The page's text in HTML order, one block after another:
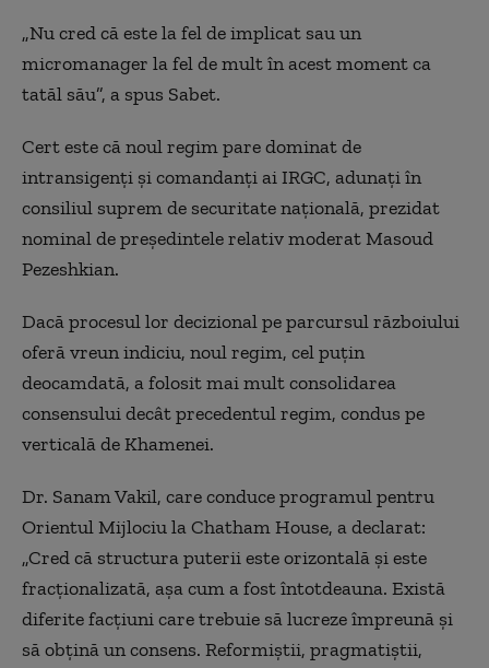
„Nu cred că este la fel de implicat sau un
micromanager la fel de mult în acest moment ca
tatăl său”, a spus Sabet.
Cert este că noul regim pare dominat de
intransigenți și comandanți ai IRGC, adunați în
consiliul suprem de securitate națională, prezidat
nominal de președintele relativ moderat Masoud
Pezeshkian.
Dacă procesul lor decizional pe parcursul războiului
oferăvreun indiciu, noul regim, cel puțin
deocamdată, a folosit mai multconsolidarea
consensuluidecât precedentulregim, condus pe
verticală de Khamenei.
Dr. Sanam Vakil, care conduce programul pentru
Orientul Mijlociu la Chatham House, a declarat:
„Cred că structura puterii este orizontală și este
fracționalizată, așa cum a fost întotdeauna. Există
diferite facțiuni care trebuie să lucreze împreună și
să obțină un consens. Reformiștii, pragmatiștii,